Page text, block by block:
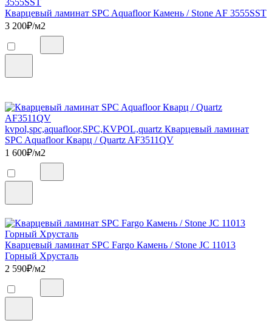
Кварцевый ламинат SPC Aquafloor Камень / Stone AF 3555SST
3 200₽/м2
kvpol,spc,aquafloor,SPC,KVPOL,quartz Кварцевый ламинат
SPC Aquafloor Кварц / Quartz AF3511QV
1 600₽/м2
Кварцевый ламинат SPC Fargo Камень / Stone JC 11013
Горный Хрусталь
2 590₽/м2